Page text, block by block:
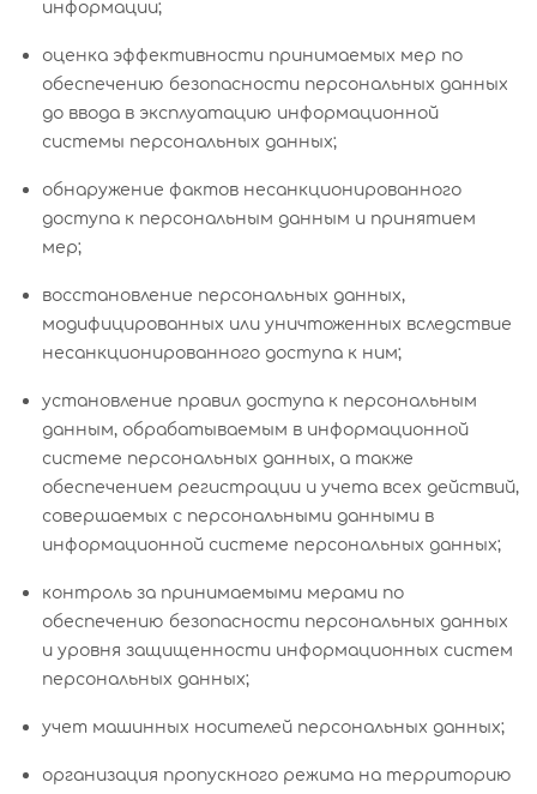
информации;
оценка эффективности принимаемых мер по
обеспечению безопасности персональных данных
до ввода в эксплуатацию информационной
системы персональных данных;
обнаружение фактов несанкционированного
доступа к персональным данным и принятием
мер;
восстановление персональных данных,
модифицированных или уничтоженных вследствие
несанкционированного доступа к ним;
установление правил доступа к персональным
данным, обрабатываемым в информационной
системе персональных данных, а также
обеспечением регистрации и учета всех действий,
совершаемых с персональными данными в
информационной системе персональных данных;
контроль за принимаемыми мерами по
обеспечению безопасности персональных данных
и уровня защищенности информационных систем
персональных данных;
учет машинных носителей персональных данных;
организация пропускного режима на территорию